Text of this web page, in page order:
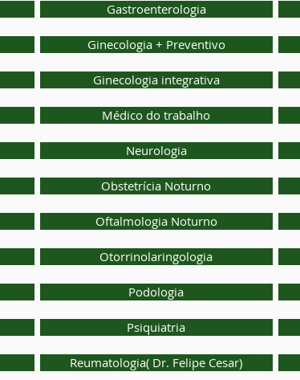
Gastroenterologia
Ginecologia + Preventivo
Ginecologia integrativa
Médico do trabalho
Neurologia
Obstetrícia Noturno
Oftalmologia Noturno
Otorrinolaringologia
Podologia
Psiquiatria
Reumatologia( Dr. Felipe Cesar)